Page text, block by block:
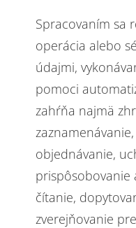
Spracovaním sa
operácia alebo
údajmi,
pomoci
zahŕňa najmä
objednávanie,
prispôsobovanie
čítanie,
zverejňovanie